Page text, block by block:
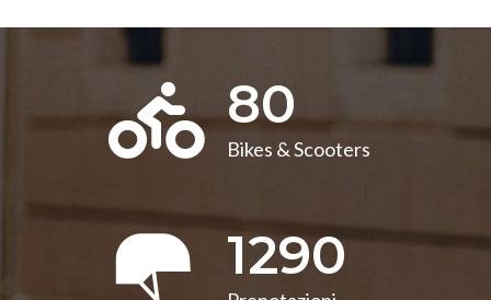
80
Bikes & Scooters
1290